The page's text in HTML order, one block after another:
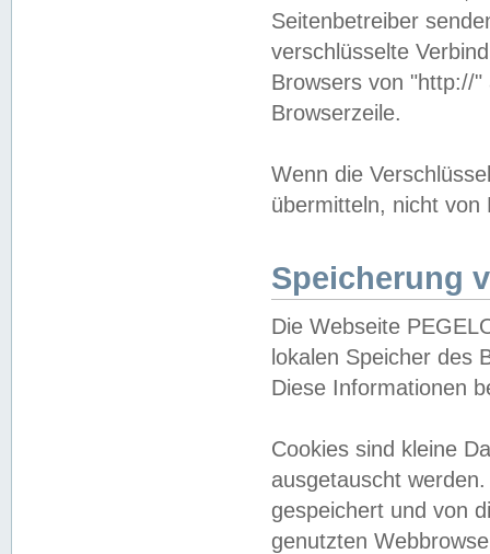
Seitenbetreiber
verschlüsselte
Browsers von "http://
Browserzeile.
Wenn die
übermitteln, nicht von
Speicherung
Die Webseite
lokalen Speicher des
Diese Informationen
Cookies sind kleine
ausgetauscht
gespeichert und von
genutzten